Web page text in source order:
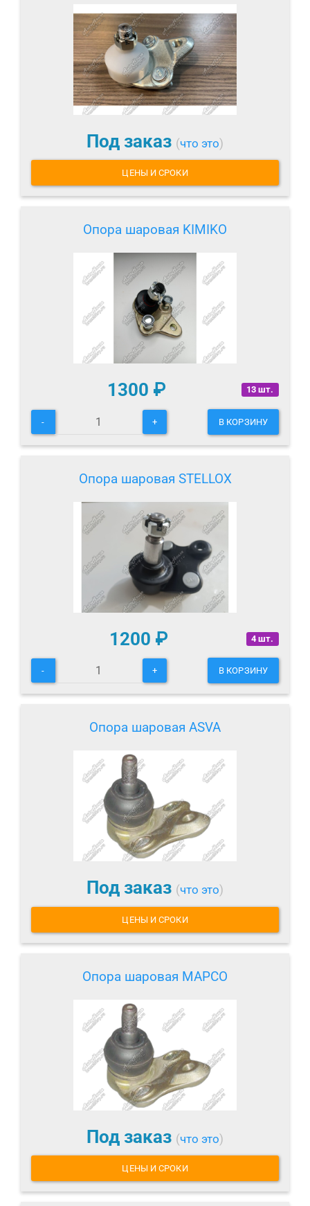
Под заказ (что это)
ЦЕНЫ И СРОКИ
Опора шаровая KIMIKO
13 шт.
1300 ₽
- + В КОРЗИНУ
Опора шаровая STELLOX
4 шт.
1200 ₽
- + В КОРЗИНУ
Опора шаровая ASVA
Под заказ (что это)
ЦЕНЫ И СРОКИ
Опора шаровая MAPCO
Под заказ (что это)
ЦЕНЫ И СРОКИ